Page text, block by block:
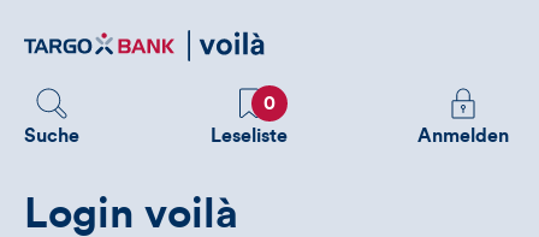
zum
Suche
Favoriten
0
Leseliste
Melden
Sie
Anmelden
Login voilà